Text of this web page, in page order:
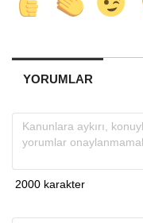
YORUMLAR